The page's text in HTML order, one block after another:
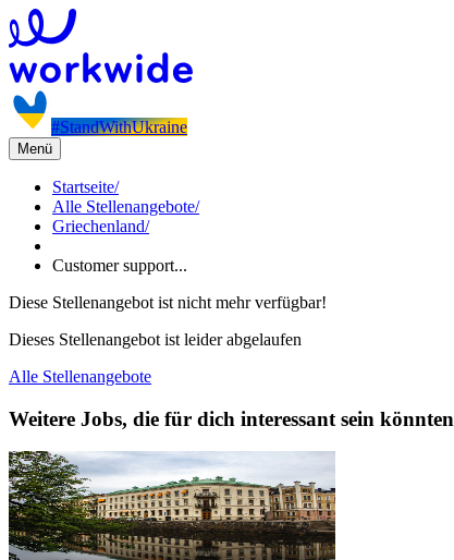
#StandWithUkraine
Menü
Startseite/
Alle Stellenangebote/
Griechenland/
Customer support...
Diese Stellenangebot ist nicht mehr verfügbar!
Dieses Stellenangebot ist leider abgelaufen
Alle Stellenangebote
Weitere Jobs, die für dich interessant sein könnten